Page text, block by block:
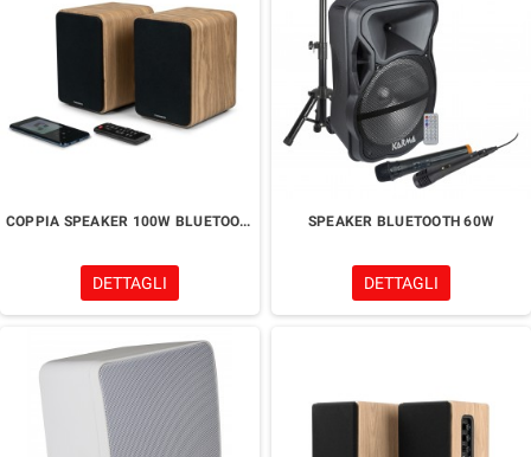
COPPIA SPEAKER 100W BLUETOOTH THOMSON WS602DUO
DETTAGLI
SPEAKER BLUETOOTH 60W
DETTAGLI